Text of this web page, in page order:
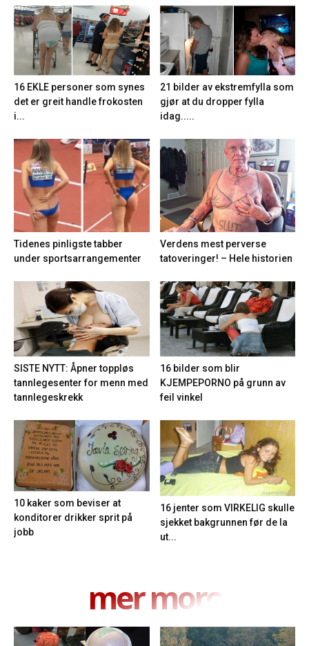
16 EKLE personer som synes
det er greit handle frokosten
i...
21 bilder av ekstremfylla som
gjør at du dropper fylla
idag.....
Tidenes pinligste tabber
under sportsarrangementer
Verdens mest perverse
tatoveringer! – Hele historien
SISTE NYTT: Åpner toppløs
tannlegesenter for menn med
tannlegeskrekk
16 bilder som blir
KJEMPEPORNO på grunn av
feil vinkel
10 kaker som beviser at
konditorer drikker sprit på
jobb
16 jenter som VIRKELIG skulle
sjekket bakgrunnen før de la
ut...
mer moro